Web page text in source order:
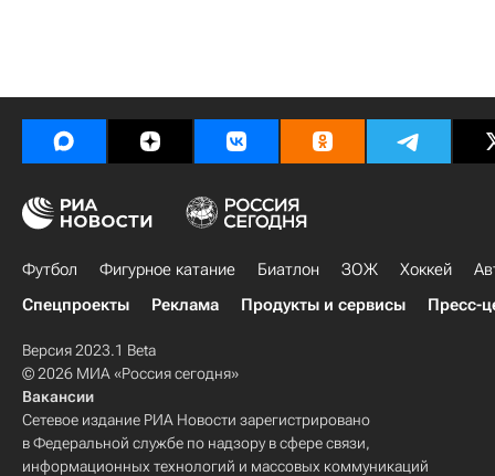
Футбол Фигурное катание Биатлон ЗОЖ Хоккей
Спецпроекты
Реклама Продукты и сервисы Пресс-
Версия 2023.1 Beta
© 2026 МИА «Россия сегодня»
Вакансии
Сетевое издание РИА Новости зарегистрировано
в Федеральной службе по надзору в сфере связи,
информационных технологий и массовых коммуникаций